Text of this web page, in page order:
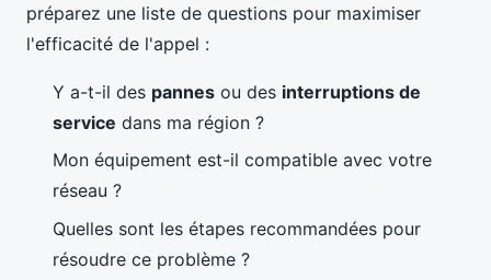
préparez une liste de questions pour maximiser
l'efficacité de l'appel :
Y a-t-il des pannes ou des interruptions de
service dans ma région ?
Mon équipement est-il compatible avec votre
réseau ?
Quelles sont les étapes recommandées pour
résoudre ce problème ?